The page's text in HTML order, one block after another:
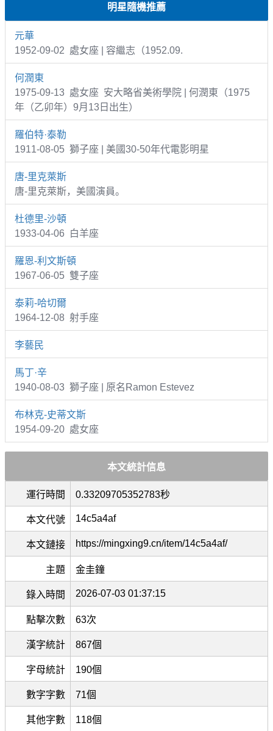
明星隨機推薦
元華
1952-09-02 處女座 | 容繼志（1952.09.
何潤東
1975-09-13 處女座 安大略省美術學院 | 何潤東（1975
年（乙卯年）9月13日出生）
羅伯特·泰勒
1911-08-05 獅子座 | 美國30-50年代電影明星
唐-里克萊斯
唐-里克萊斯，美國演員。
杜德里-沙頓
1933-04-06 白羊座
羅恩-利文斯頓
1967-06-05 雙子座
泰莉-哈切爾
1964-12-08 射手座
李藝民
馬丁·辛
1940-08-03 獅子座 | 原名Ramon Estevez
布林克-史蒂文斯
1954-09-20 處女座
本文統計信息
運行時間 0.33209705352783秒
本文代號 14c5a4af
本文鏈接 https://mingxing9.cn/item/14c5a4af/
主題 金圭鐘
錄入時間 2026-07-03 01:37:15
點擊次數 63次
漢字統計 867個
字母統計 190個
數字字數 71個
其他字數 118個